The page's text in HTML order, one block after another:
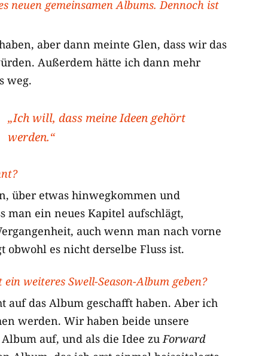
neuen gemeinsamen Albums. Dennoch ist
aber dann meinte Glen, dass wir das
Außerdem hätte ich dann mehr
weg.
„Ich will, dass meine Ideen gehört
werden.“
über etwas hinwegkommen und
man ein neues Kapitel aufschlägt,
auch wenn man nach vorne
obwohl es nicht derselbe Fluss ist.
weiteres Swell-Season-Album geben?
auf das Album geschafft haben. Aber ich
werden. Wir haben beide unsere
auf, und als die Idee zuForward